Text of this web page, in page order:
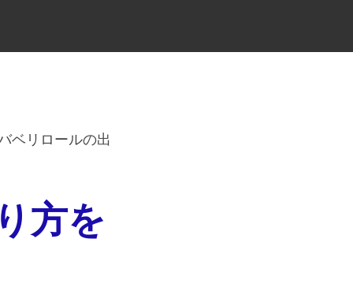
ベリロールの出
方を